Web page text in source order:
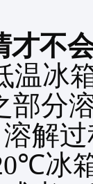
才不
温冰
部分
解
冰